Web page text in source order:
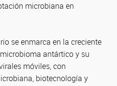
microbiana en
se enmarca en la creciente
antártico y su
móviles, con
biotecnología y